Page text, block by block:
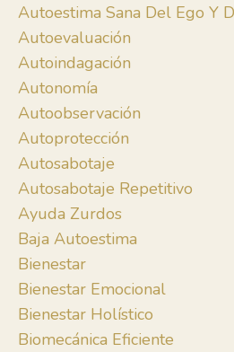
Autoestima Sana Del Ego Y
Autoevaluación
Autoindagación
Autonomía
Autoobservación
Autoprotección
Autosabotaje
Autosabotaje Repetitivo
Ayuda Zurdos
Baja Autoestima
Bienestar
Bienestar Emocional
Bienestar Holístico
Biomecánica Eficiente